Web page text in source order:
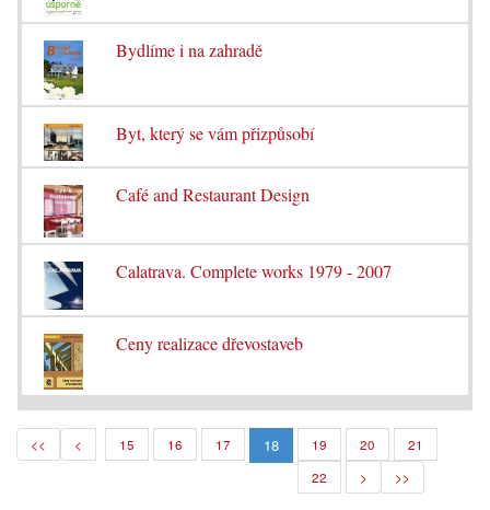
Bydlíme i na zahradě
Byt, který se vám přizpůsobí
Café and Restaurant Design
Calatrava. Complete works 1979 - 2007
Ceny realizace dřevostaveb
<< < 15 16 17 18 19 20
21
22
> >>